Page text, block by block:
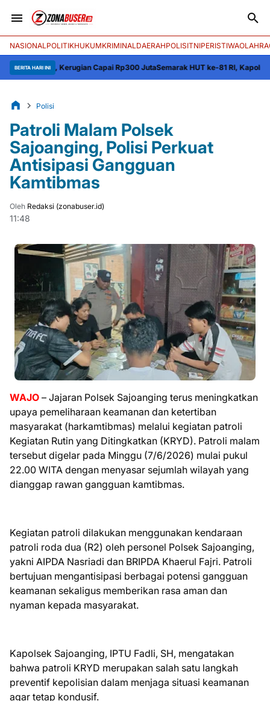
NASIONALPOLITIKHUKUMKRIMINALDAERAHPOLISITNIPERISTIWA
BERITA HARI INI
Kerugian Capai Rp300 JutaSemarak HUT ke-81 RI, Kapolres Wajo
Polisi
Patroli Malam Polsek
Sajoanging, Polisi Perkuat
Antisipasi Gangguan
Kamtibmas
Oleh Redaksi (zonabuser.id)
11:48
WAJO – Jajaran Polsek Sajoanging terus meningkatkan
upaya pemeliharaan keamanan dan ketertiban
masyarakat (harkamtibmas) melalui kegiatan patroli
Kegiatan Rutin yang Ditingkatkan (KRYD). Patroli malam
tersebut digelar pada Minggu (7/6/2026) mulai pukul
22.00 WITA dengan menyasar sejumlah wilayah yang
dianggap rawan gangguan kamtibmas.
Kegiatan patroli dilakukan menggunakan kendaraan
patroli roda dua (R2) oleh personel Polsek Sajoanging,
yakni AIPDA Nasriadi dan BRIPDA Khaerul Fajri. Patroli
bertujuan mengantisipasi berbagai potensi gangguan
keamanan sekaligus memberikan rasa aman dan
nyaman kepada masyarakat.
Kapolsek Sajoanging, IPTU Fadli, SH, mengatakan
bahwa patroli KRYD merupakan salah satu langkah
preventif kepolisian dalam menjaga situasi keamanan
agar tetap kondusif.